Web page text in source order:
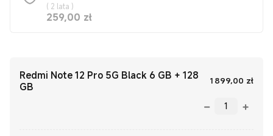
( 2 lata )
259,00 zł
Redmi Note 12 Pro 5G Black 6 GB + 128
GB
1 899,00 zł